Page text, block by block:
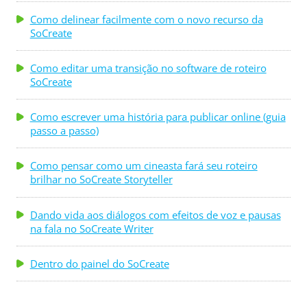
Como delinear facilmente com o novo recurso da
SoCreate
Como editar uma transição no software de roteiro
SoCreate
Como escrever uma história para publicar online (guia
passo a passo)
Como pensar como um cineasta fará seu roteiro
brilhar no SoCreate Storyteller
Dando vida aos diálogos com efeitos de voz e pausas
na fala no SoCreate Writer
Dentro do painel do SoCreate